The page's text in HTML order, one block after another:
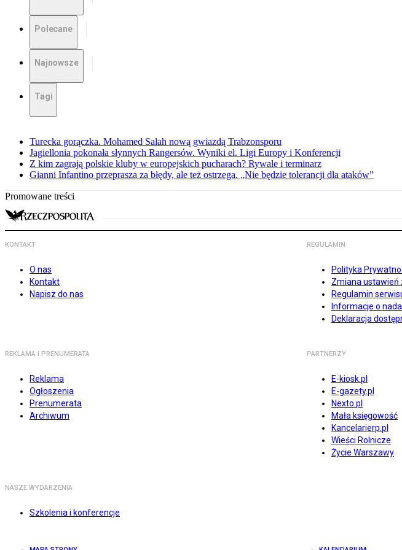
Polecane
Najnowsze
Tagi
Turecka gorączka. Mohamed Salah nową gwiazdą Trabzonsporu
Jagiellonia pokonała słynnych Rangersów. Wyniki el. Ligi Europy i Konferencji
Z kim zagrają polskie kluby w europejskich pucharach? Rywale i terminarz
Gianni Infantino przeprasza za błędy, ale też ostrzega. „Nie będzie tolerancji dla ataków”
Promowane treści
KONTAKT
O nas
Kontakt
Napisz do nas
REGULAMIN
Polityka
Zmiana ustawień
Regulamin
Informacje o
Deklaracja
REKLAMA I PRENUMERATA
Reklama
Ogłoszenia
Prenumerata
Archiwum
PARTNERZY
E-kiosk.pl
E-gazety.pl
Nexto.pl
Mała księgowość
Kancelarierp.pl
Wieści Rolnicze
Życie Warszawy
NASZE WYDARZENIA
Szkolenia i konferencje